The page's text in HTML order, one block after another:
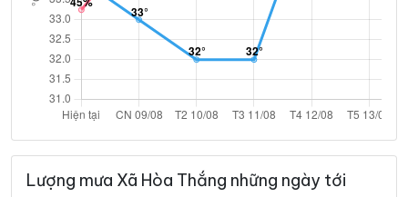
Lượng mưa Xã Hòa Thắng những ngày tới